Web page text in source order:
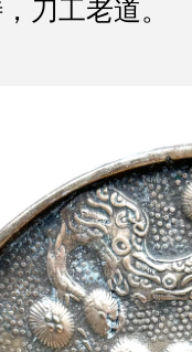
刀工老道。